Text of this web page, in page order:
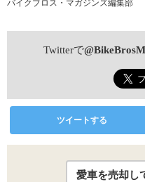
バイクブロス・マガジンズ編集部
Twitterで
ツイートする
愛車を売却し